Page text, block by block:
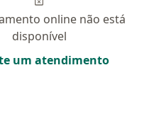
online não está
disponível
um atendimento